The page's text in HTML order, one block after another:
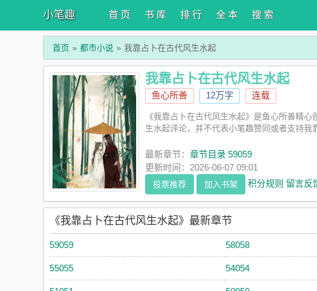
小笔趣 首 页 书 库 排 行 全 本 搜 索
首页 都市小说 我靠占卜在古代风生水起
我靠占卜在古代风生水起
鱼心所善 12万字 连载
《我靠占卜在古代风生水起》是鱼心所善精
生水起评论，并不代表小笔趣赞同或者支持我
最新章节： 章节目录 59059
更新时间：2026-06-07 09:01
投票推荐 加入书架 积分规则 留言反
《我靠占卜在古代风生水起》最新章节
59059 58058
55055 54054